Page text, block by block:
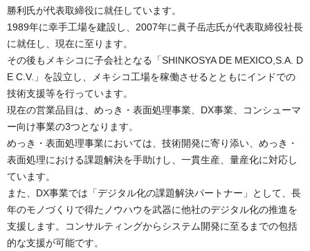
勝利氏が代表取締役に就任しています。
1989年に幸手工場を建設し、2007年に眞子岳志氏が代表取締役社長
に就任し、現在に至ります。
その後もメキシコに子会社となる「SHINKOSYA DE MEXICO,S.A. D
E C.V.」を設立し、メキシコ工場を稼働させるとともにインドでの
技術支援等を行っています。
現在の営業品目は、めっき・表面処理事業、DX事業、コンシューマ
ー向け事業の3つとなります。
めっき・表面処理事業においては、技術開発に寄り添い、めっき・
表面処理における課題解決を手助けし、一貫生産、量産化に対応し
ています。
また、DX事業では「デジタル化の課題解決パートナー」として、長
年のモノづくりで得たノウハウを武器に他社のデジタル化の推進を
支援します。コンサルティングからシステム開発に至るまでの包括
的な支援が可能です。